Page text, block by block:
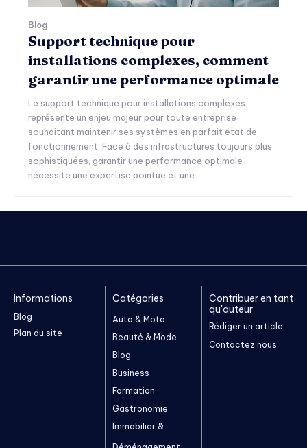
Blog
Support technique pour
installations complexes, comment
garantir une performance optimale
Le support technique pour installations complexes
représente un enjeu majeur pour toute entreprise
souhaitant maintenir ses systèmes en parfait état de
fonctionnement. Face à des infrastructures toujours plus
sophistiquées, garantir une performance optimale
nécessite une expertise pointue et une...
Informations
Blog
Plan du site
Catégories
Auto & Moto
Beauté & Mode
Blog
Business
Formation
Gastronomie
Immobilier &
Contribuer en tant
qu'auteur
Rédiger un article
Contactez nous